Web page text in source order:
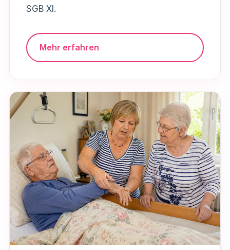
SGB XI.
Mehr erfahren